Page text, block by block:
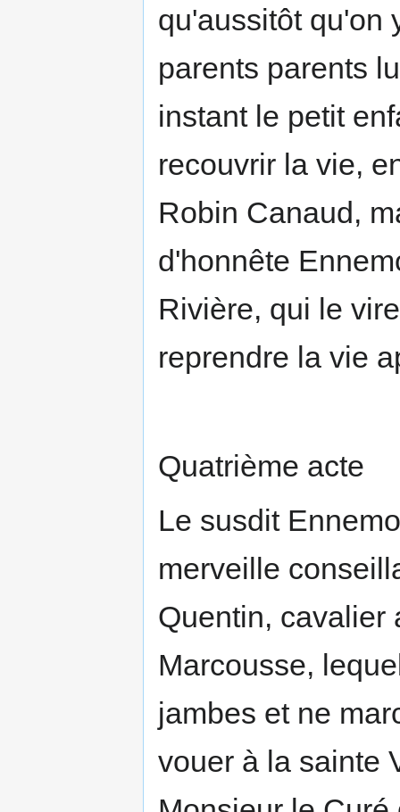
qu'aussitôt qu'on
parents parents
instant le petit
recouvrir la vie,
Robin Canaud,
d'honnête
Rivière, qui le
reprendre la vie
Quatrième acte
Le susdit
merveille
Quentin, cavalier
Marcousse,
jambes et ne
vouer à la sainte